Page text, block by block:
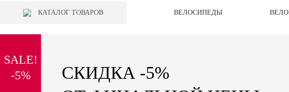
special price
sale
надо брать
КАТАЛОГ ТОВАРОВ ВЕЛОСИПЕДЫ
SALE!
-5%
СКИДКА -5%